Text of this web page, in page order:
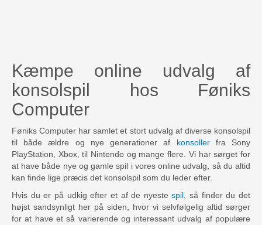
Kæmpe online udvalg af
konsolspil hos Føniks
Computer
Føniks Computer har samlet et stort udvalg af diverse konsolspil
til både ældre og nye generationer af konsollerfra Sony
PlayStation, Xbox, til Nintendo og mange flere. Vi har sørget for
at have både nye og gamle spil i vores online udvalg, så du altid
kan finde lige præcis det konsolspil som du leder efter.
Hvis du er på udkig efter et af de nyestespil, så finder du det
højst sandsynligt her på siden, hvor vi selvfølgelig altid sørger
for at have et så varierende og interessant udvalg af populære